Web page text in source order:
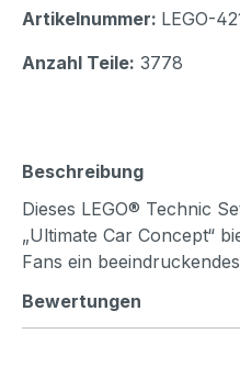
Artikelnummer: LEGO-
Anzahl Teile: 3778
Beschreibung
Dieses LEGO® Technic
„Ultimate Car Concept“
Fans ein
Bewertungen